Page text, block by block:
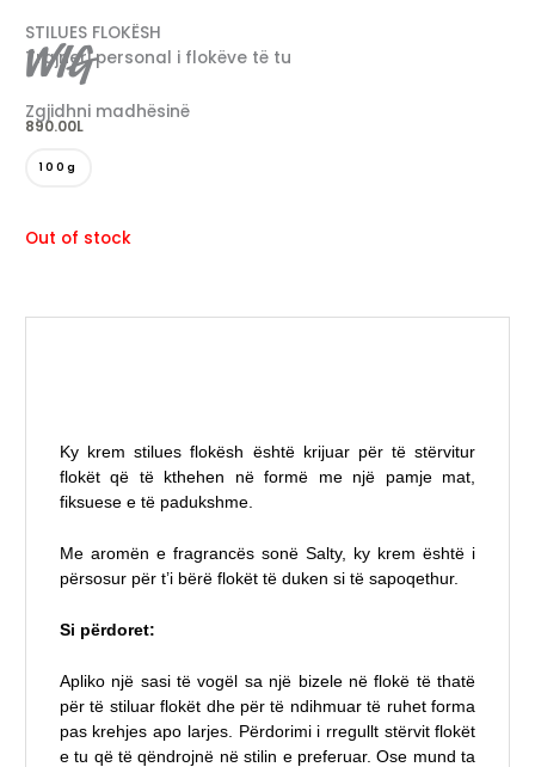
WIG
890.00L
STILUES FLOKËSH
Trajneri personal i flokëve të tu
Zgjidhni madhësinë
100g
Out of stock
Ky krem stilues flokësh është krijuar për të stërvitur
flokët që të kthehen në formë me një pamje mat,
fiksuese e të padukshme.
Me aromën e fragrancës sonë Salty, ky krem është i
përsosur për t’i bërë flokët të duken si të sapoqethur.
Si përdoret:
Apliko një sasi të vogël sa një bizele në flokë të thatë
për të stiluar flokët dhe për të ndihmuar të ruhet forma
pas krehjes apo larjes. Përdorimi i rregullt stërvit flokët
e tu që të qëndrojnë në stilin e preferuar. Ose mund ta